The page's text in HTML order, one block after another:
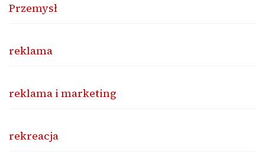
Przemysł
reklama
reklama i marketing
rekreacja